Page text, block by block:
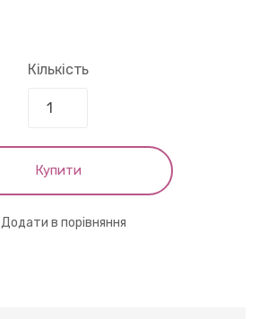
Кількість
Купити
Додати в порівняння